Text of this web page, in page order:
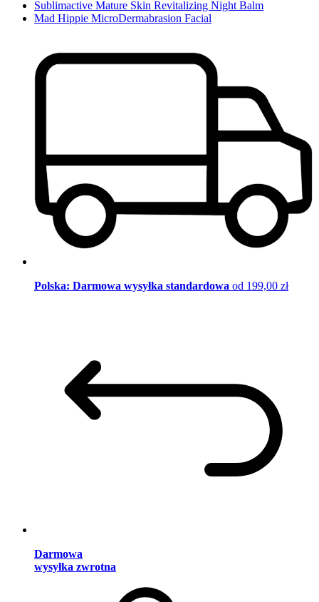
Sublimactive Mature Skin Revitalizing Night Balm
Mad Hippie MicroDermabrasion Facial
Polska: Darmowa wysyłka standardowa od 199,00 zł
Darmowa
wysyłka zwrotna